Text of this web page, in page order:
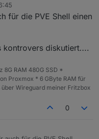
für die PVE Shell einen
kontrovers diskutiert....
8G RAM 480G SSD *
Proxmox * 6 GByte RAM für
Wireguard meiner Fritzbox
0